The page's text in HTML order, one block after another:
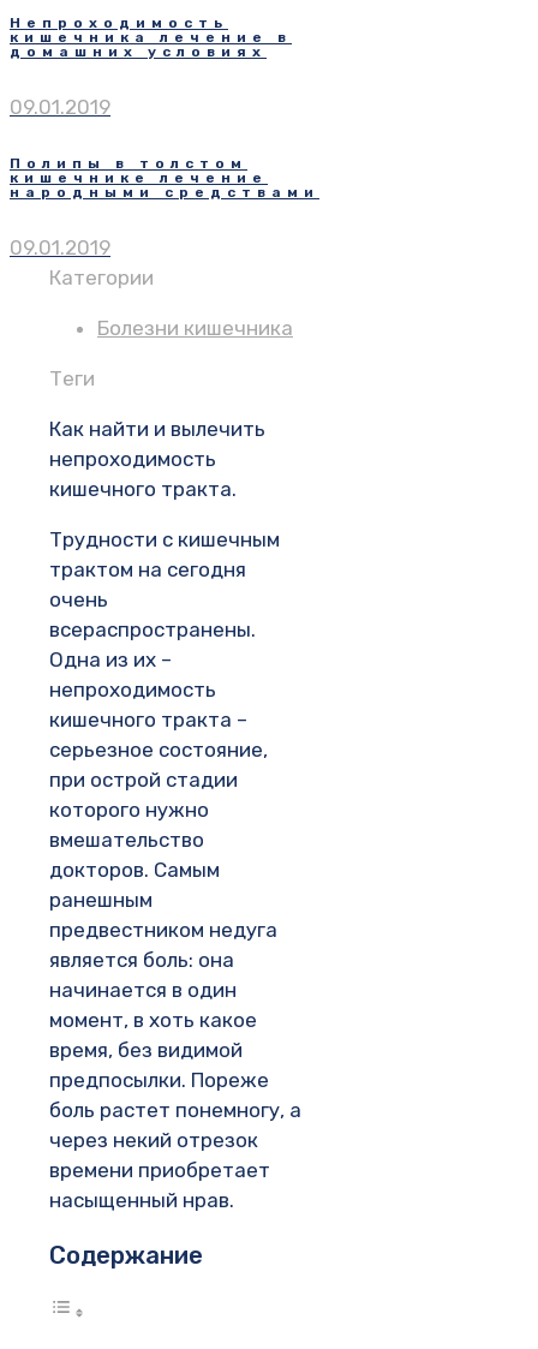
Непроходимость
кишечника лечение в
домашних условиях
09.01.2019
Полипы в толстом
кишечнике лечение
народными средствами
09.01.2019
Категории
Болезни кишечника
Теги
Как найти и вылечить
непроходимость
кишечного тракта.
Трудности с кишечным
трактом на сегодня
очень
всераспространены.
Одна из их –
непроходимость
кишечного тракта –
серьезное состояние,
при острой стадии
которого нужно
вмешательство
докторов. Самым
ранешным
предвестником недуга
является боль: она
начинается в один
момент, в хоть какое
время, без видимой
предпосылки. Пореже
боль растет понемногу, а
через некий отрезок
времени приобретает
насыщенный нрав.
Содержание